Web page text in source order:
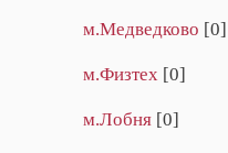
м.Медведково [0]
м.Физтех [0]
м.Лобня [0]